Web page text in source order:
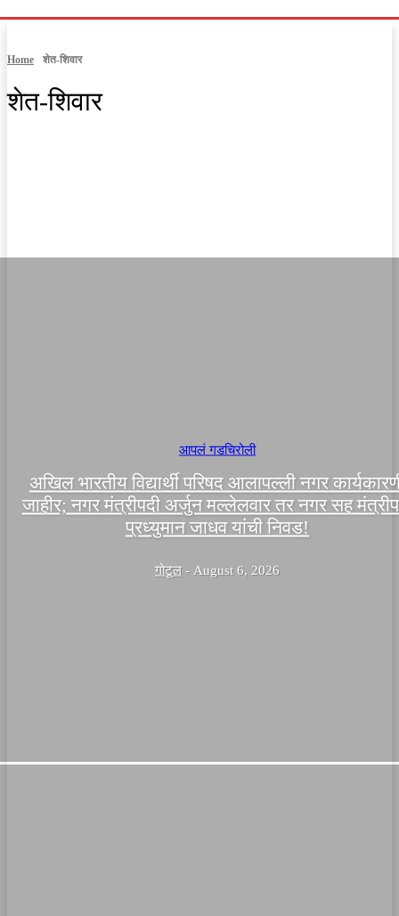
Home शेत-शिवार
शेत-शिवार
आपलं गडचिरोली
अखिल भारतीय विद्यार्थी परिषद आलापल्ली नगर
जाहीर; नगर मंत्रीपदी अर्जुन मल्लेलवार तर नगर सह
प्रध्युमान जाधव यांची निवड!
गोटूल - August 6, 2026